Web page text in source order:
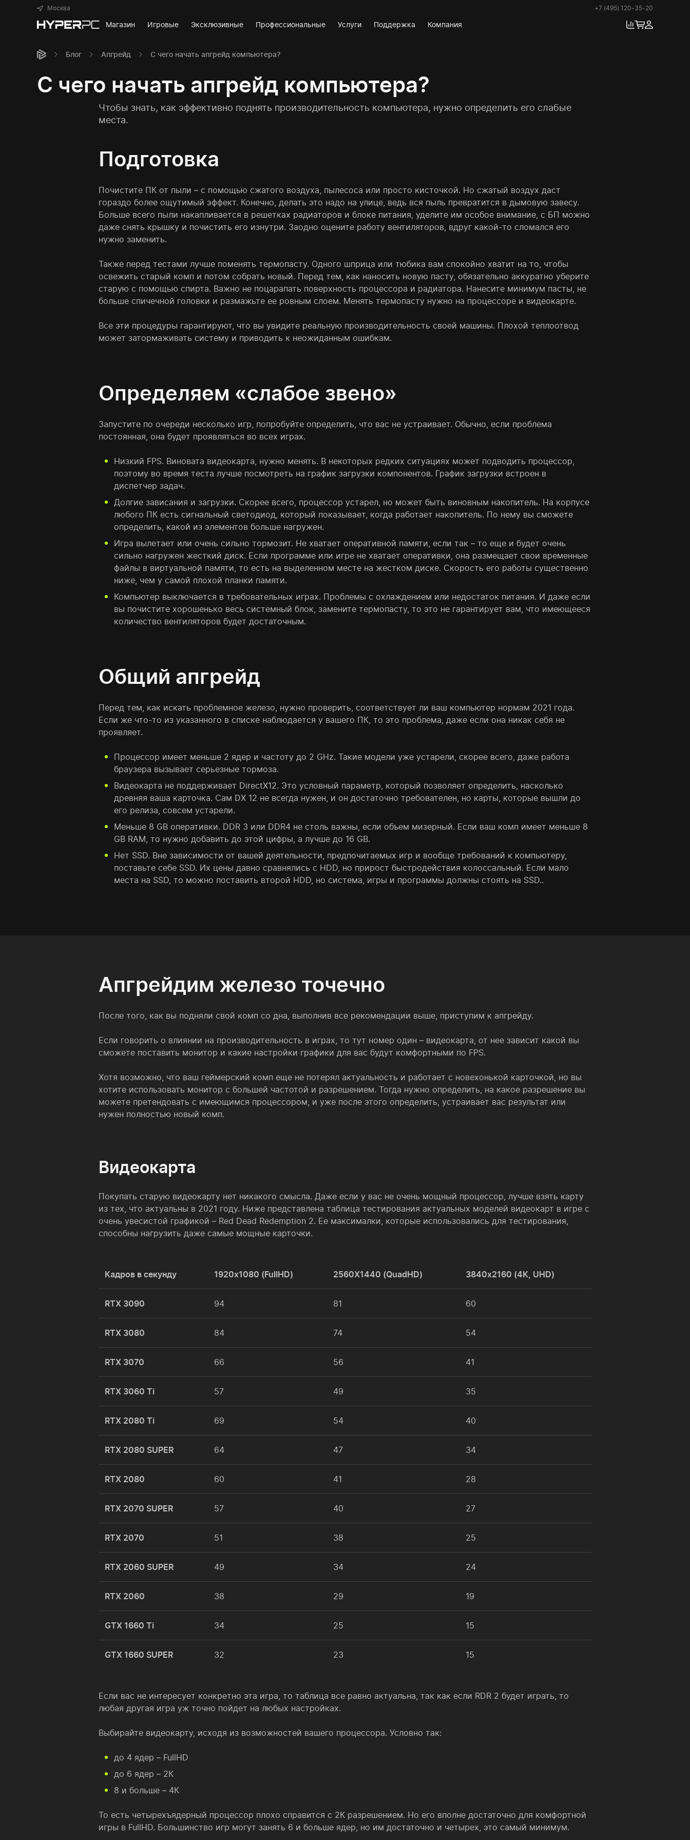
Москва +7 (495) 120-35-20
Магазин Игровые Эксклюзивные Профессиональные Услуги Поддержка Компания
Блог Апгрейд С чего начать апгрейд компьютера?
С чего начать апгрейд компьютера?
Чтобы знать, как эффективно поднять производительность компьютера, нужно определить его слабые
места.
Подготовка
Почистите ПК от пыли – с помощью сжатого воздуха, пылесоса или просто кисточкой. Но сжатый воздух даст
гораздо более ощутимый эффект. Конечно, делать это надо на улице, ведь вся пыль превратится в дымовую завесу.
Больше всего пыли накапливается в решетках радиаторов и блоке питания, уделите им особое внимание, с БП можно
даже снять крышку и почистить его изнутри. Заодно оцените работу вентиляторов, вдруг какой-то сломался его
нужно заменить.
Также перед тестами лучше поменять термопасту. Одного шприца или тюбика вам спокойно хватит на то, чтобы
освежить старый комп и потом собрать новый. Перед тем, как наносить новую пасту, обязательно аккуратно уберите
старую с помощью спирта. Важно не поцарапать поверхность процессора и радиатора. Нанесите минимум пасты, не
больше спичечной головки и размажьте ее ровным слоем. Менять термопасту нужно на процессоре и видеокарте.
Все эти процедуры гарантируют, что вы увидите реальную производительность своей машины. Плохой теплоотвод
может затормаживать систему и приводить к неожиданным ошибкам.
Определяем «слабое звено»
Запустите по очереди несколько игр, попробуйте определить, что вас не устраивает. Обычно, если проблема
постоянная, она будет проявляться во всех играх.
Низкий FPS. Виновата видеокарта, нужно менять. В некоторых редких ситуациях может подводить процессор,
поэтому во время теста лучше посмотреть на график загрузки компонентов. График загрузки встроен в
диспетчер задач.
Долгие зависания и загрузки. Скорее всего, процессор устарел, но может быть виновным накопитель. На корпусе
любого ПК есть сигнальный светодиод, который показывает, когда работает накопитель. По нему вы сможете
определить, какой из элементов больше нагружен.
Игра вылетает или очень сильно тормозит. Не хватает оперативной памяти, если так – то еще и будет очень
сильно нагружен жесткий диск. Если программе или игре не хватает оперативки, она размещает свои временные
файлы в виртуальной памяти, то есть на выделенном месте на жестком диске. Скорость его работы существенно
ниже, чем у самой плохой планки памяти.
Компьютер выключается в требовательных играх. Проблемы с охлаждением или недостаток питания. И даже если
вы почистите хорошенько весь системный блок, замените термопасту, то это не гарантирует вам, что имеющееся
количество вентиляторов будет достаточным.
Общий апгрейд
Перед тем, как искать проблемное железо, нужно проверить, соответствует ли ваш компьютер нормам 2021 года.
Если же что-то из указанного в списке наблюдается у вашего ПК, то это проблема, даже если она никак себя не
проявляет.
Процессор имеет меньше 2 ядер и частоту до 2 GHz. Такие модели уже устарели, скорее всего, даже работа
браузера вызывает серьезные тормоза.
Видеокарта не поддерживает DirectX12. Это условный параметр, который позволяет определить, насколько
древняя ваша карточка. Сам DX 12 не всегда нужен, и он достаточно требователен, но карты, которые вышли до
его релиза, совсем устарели.
Меньше 8 GB оперативки. DDR 3 или DDR4 не столь важны, если объем мизерный. Если ваш комп имеет меньше 8
GB RAM, то нужно добавить до этой цифры, а лучше до 16 GB.
Нет SSD. Вне зависимости от вашей деятельности, предпочитаемых игр и вообще требований к компьютеру,
поставьте себе SSD. Их цены давно сравнялись с HDD, но прирост быстродействия колоссальный. Если мало
места на SSD, то можно поставить второй HDD, но система, игры и программы должны стоять на SSD..
Апгрейдим железо точечно
После того, как вы подняли свой комп со дна, выполнив все рекомендации выше, приступим к апгрейду.
Если говорить о влиянии на производительность в играх, то тут номер один – видеокарта, от нее зависит какой вы
сможете поставить монитор и какие настройки графики для вас будут комфортными по FPS.
Хотя возможно, что ваш геймерский комп еще не потерял актуальность и работает с новехонькой карточкой, но вы
хотите использовать монитор с большей частотой и разрешением. Тогда нужно определить, на какое разрешение вы
можете претендовать с имеющимся процессором, и уже после этого определить, устраивает вас результат или
нужен полностью новый комп.
Видеокарта
Покупать старую видеокарту нет никакого смысла. Даже если у вас не очень мощный процессор, лучше взять карту
из тех, что актуальны в 2021 году. Ниже представлена таблица тестирования актуальных моделей видеокарт в игре с
очень увесистой графикой – Red Dead Redemption 2. Ее максималки, которые использовались для тестирования,
способны нагрузить даже самые мощные карточки.
Кадров в секунду 1920x1080 (FullHD) 2560X1440 (QuadHD) 3840х2160 (4K, UHD)
RTX 3090 94 81 60
RTX 3080 84 74 54
RTX 3070 66 56 41
RTX 3060 Ti 57 49 35
RTX 2080 Ti 69 54 40
RTX 2080 SUPER 64 47 34
RTX 2080 60 41 28
RTX 2070 SUPER 57 40 27
RTX 2070 51 38 25
RTX 2060 SUPER 49 34 24
RTX 2060 38 29 19
GTX 1660 Ti 34 25 15
GTX 1660 SUPER 32 23 15
Если вас не интересует конкретно эта игра, то таблица все равно актуальна, так как если RDR 2 будет играть, то
любая другая игра уж точно пойдет на любых настройках.
Выбирайте видеокарту, исходя из возможностей вашего процессора. Условно так:
до 4 ядер – FullHD
до 6 ядер – 2К
8 и больше – 4К
То есть четырехъядерный процессор плохо справится с 2К разрешением. Но его вполне достаточно для комфортной
игры в FullHD. Большинство игр могут занять 6 и больше ядер, но им достаточно и четырех, это самый минимум.